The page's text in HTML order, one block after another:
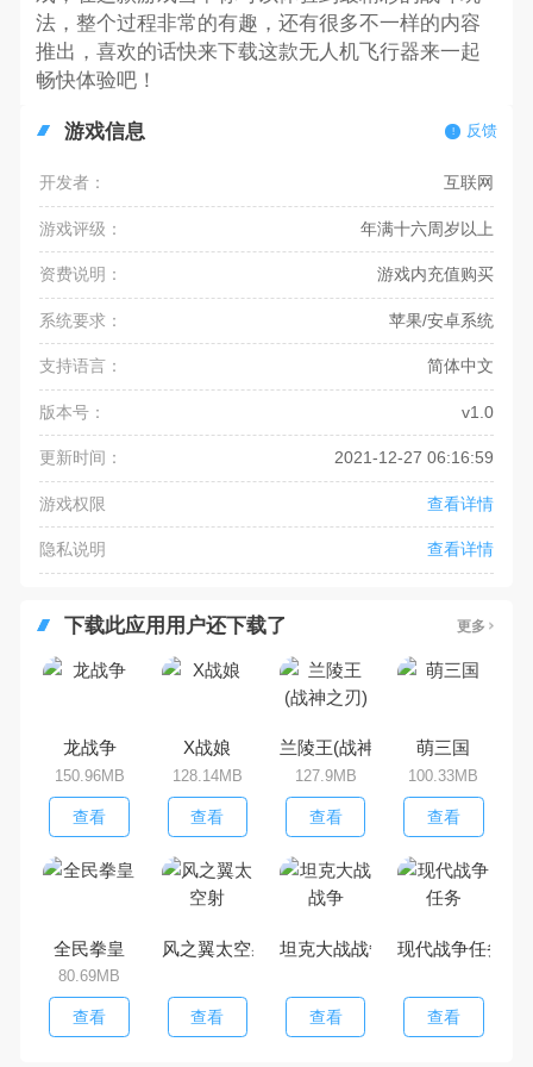
法，整个过程非常的有趣，还有很多不一样的内容
推出，喜欢的话快来下载这款无人机飞行器来一起
畅快体验吧！
游戏信息 反馈
开发者： 互联网
游戏评级： 年满十六周岁以上
资费说明： 游戏内充值购买
系统要求： 苹果/安卓系统
支持语言： 简体中文
版本号： v1.0
更新时间： 2021-12-27 06:16:59
游戏权限 查看详情
隐私说明 查看详情
下载此应用用户还下载了 更多
龙战争
150.96MB
查看
X战娘
128.14MB
查看
兰陵王(战神之刃)
127.9MB
查看
萌三国
100.33MB
查看
全民拳皇
80.69MB
查看
风之翼太空射
查看
坦克大战战争
查看
现代战争任务
查看